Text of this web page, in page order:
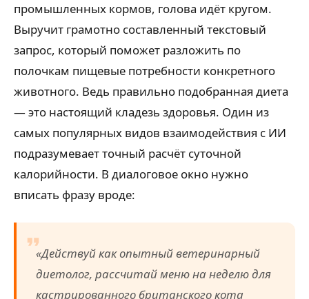
промышленных кормов, голова идёт кругом.
Выручит грамотно составленный текстовый
запрос, который поможет разложить по
полочкам пищевые потребности конкретного
животного. Ведь правильно подобранная диета
— это настоящий кладезь здоровья. Один из
самых популярных видов взаимодействия с ИИ
подразумевает точный расчёт суточной
калорийности. В диалоговое окно нужно
вписать фразу вроде:
«Действуй как опытный ветеринарный
диетолог, рассчитай меню на неделю для
кастрированного британского кота